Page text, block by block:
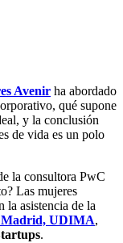
Avenir ha abordado
qué supone
y la conclusión
de vida es un polo
la consultora PwC
Las mujeres
la asistencia de la
Madrid, UDIMA,
.